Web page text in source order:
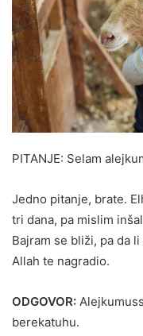
PITANJE: Selam
Jedno pitanje, brate.
tri dana, pa mislim
Bajram se bliži, pa da
Allah te nagradio.
ODGOVOR:
berekatuhu.